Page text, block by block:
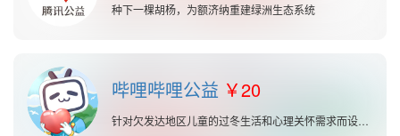
种下一棵胡杨，为额济纳重建绿洲生态系统
哔哩哔哩公益 20
针对欠发达地区儿童的过冬生活和心理关怀需求而设立的公益计划。